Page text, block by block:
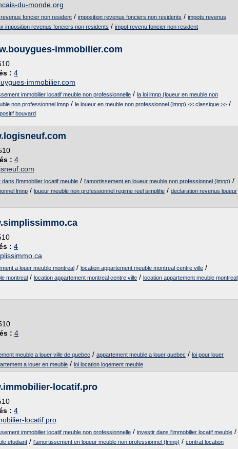
du-monde.org
foncier non resident / imposition revenus fonciers non residents / impots revenus
imposition revenus fonciers non residents / impot revenu foncier non resident
immobilier.com
: 4
immobilier.com
immobilier locatif meuble non professionnelle / la loi lmnp (loueur en meuble non
non professionnel lmnp / le loueur en meuble non professionnel (lmnp) << classique >> /
bouvard
: 4
dans l'immobilier locatif meuble / l'amortissement en loueur meuble non professionnel (lmnp) /
lmnp / loueur meuble non professionnel regime reel simplifie / declaration revenus loueur
: 4
a louer meuble montreal / location appartement meuble montreal centre ville /
montreal / location appartement montreal centre ville / location appartement meuble montreal
: 4
meuble a louer ville de quebec / appartement meuble a louer quebec / loi pour louer
a louer en meuble / loi location logement meuble
locatif.pro
: 4
locatif.pro
immobilier locatif meuble non professionnelle / investir dans l'immobilier locatif meuble /
etudiant / l'amortissement en loueur meuble non professionnel (lmnp) / contrat location